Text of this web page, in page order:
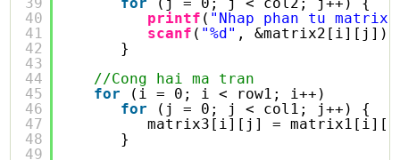
40
41
42
43
44
45
46
47
48
49
printf ( "Nhap phan tu
scanf ( "%d" , &matrix2[i][j]);
}
//Cong hai ma tran
for
(i = 0; i < row1; i++)
for
(j = 0; j < col1; j++) {
matrix3[i][j] =
}